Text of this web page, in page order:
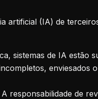
artificial (IA) de
sistemas de IA estão
enviesados
A responsabilidade de